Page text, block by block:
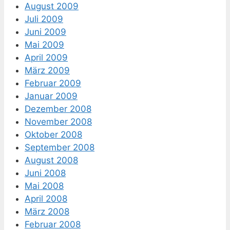
August 2009
Juli 2009
Juni 2009
Mai 2009
April 2009
März 2009
Februar 2009
Januar 2009
Dezember 2008
November 2008
Oktober 2008
September 2008
August 2008
Juni 2008
Mai 2008
April 2008
März 2008
Februar 2008